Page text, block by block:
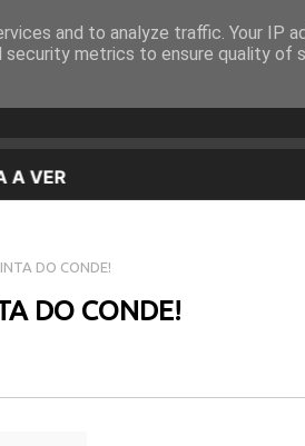
PROGRAMAÇÃO OUVIR EM DIRETO
DO CONDE!
DO CONDE!
and to analyze traffic. Your IP
metrics to ensure quality of